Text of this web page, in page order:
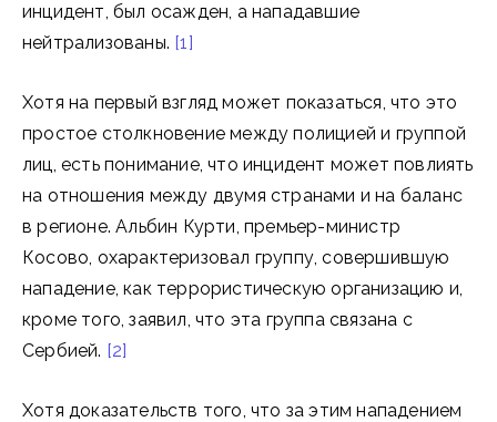
инцидент, был осажден, а нападавшие
нейтрализованы. [1]
Хотя на первый взгляд может показаться, что это
простое столкновение между полицией и группой
лиц, есть понимание, что инцидент может повлиять
на отношения между двумя странами и на баланс
в регионе. Альбин Курти, премьер-министр
Косово, охарактеризовал группу, совершившую
нападение, как террористическую организацию и,
кроме того, заявил, что эта группа связана с
Сербией. [2]
Хотя доказательств того, что за этим нападением